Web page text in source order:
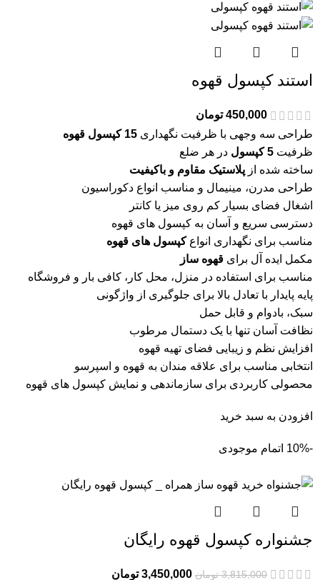
استند کپسول قهوه
450,000 تومان
طراحی سه وجهی با ظرفیت نگهداری 15 کپسول قهوه
ظرفیت 5 کپسول
در هر ضلع
ساخته شده از پلاستیک مقاوم و باکیفیت
طراحی مدرن، مینیمال و مناسب انواع دکوراسیون
اشغال فضای بسیار کم روی میز یا کانتر
دسترسی سریع و آسان به کپسول های قهوه
مناسب برای نگهداری انواعکپسول های قهوه
مکمل ایده آل برای قهوه ساز
مناسب برای استفاده در منزل، محل کار، کافی بار و فروشگاه
پایه پایدار با تعادل بالا برای جلوگیری از واژگونی
سبک، بادوام و قابل حمل
نظافت آسان تنها با یک دستمال مرطوب
افزایش نظم و زیبایی فضای تهیه قهوه
انتخابی مناسب برای علاقه مندان به قهوه و اسپرسو
محصولی کاربردی برای سازماندهی و نمایش کپسول های قهوه
افزودن به سبد خرید
-10% اتمام موجودی
جشنواره کپسول قهوه رایگان
3,815,000 تومان 3,450,000 تومان